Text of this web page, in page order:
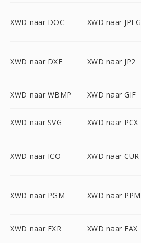
XWD naar DOC XWD naar JPEG
XWD naar DXF XWD naar JP2
XWD naar WBMP XWD naar GIF
XWD naar SVG XWD naar PCX
XWD naar ICO XWD naar CUR
XWD naar PGM XWD naar PPM
XWD naar EXR XWD naar FAX